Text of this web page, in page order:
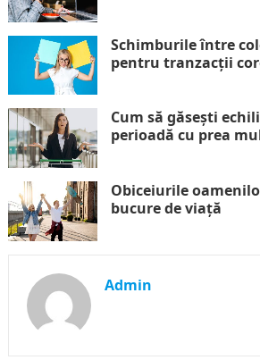
Schimburile între
pentru tranzacții
Cum să găsești
perioadă cu prea
Obiceiurile
bucure de viață
Admin